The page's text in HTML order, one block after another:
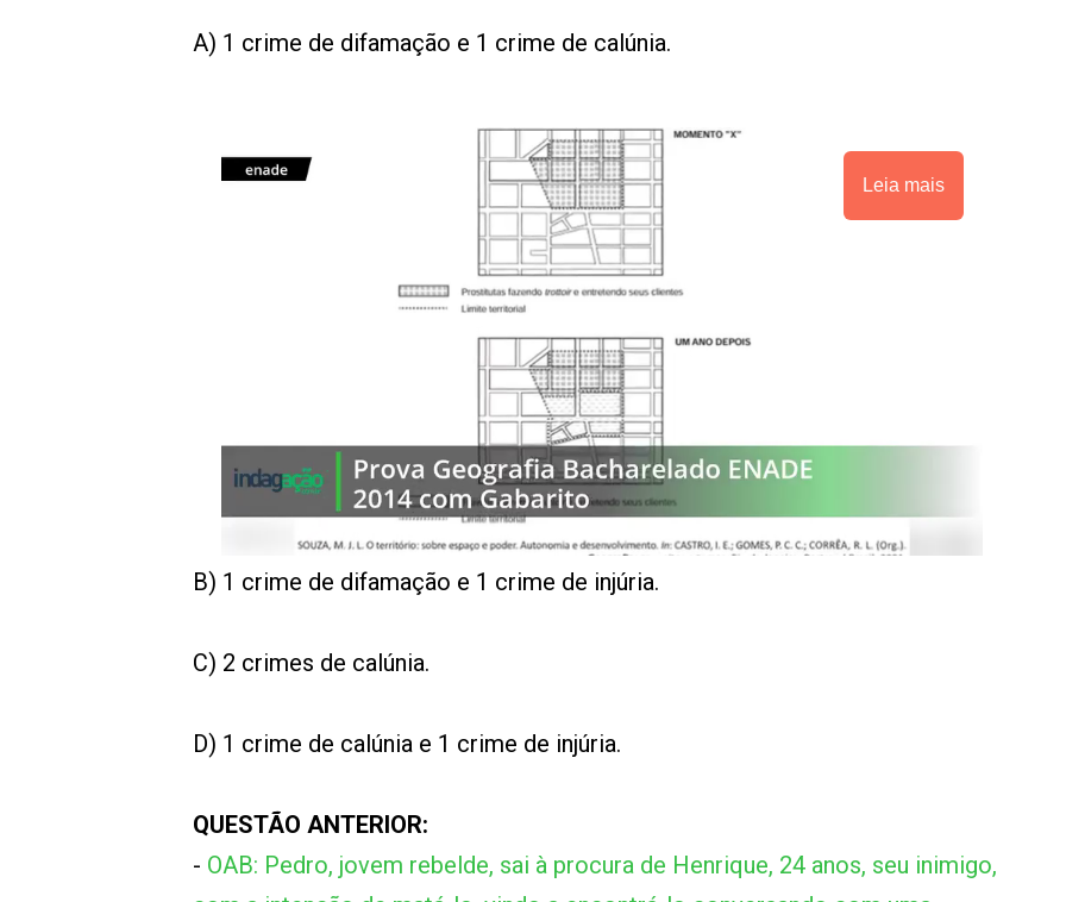
A) 1 crime de difamação e 1 crime de calúnia.
Leia mais
B) 1 crime de difamação e 1 crime de injúria.
C) 2 crimes de calúnia.
D) 1 crime de calúnia e 1 crime de injúria.
QUESTÃO ANTERIOR:
- OAB: Pedro, jovem rebelde, sai à procura de Henrique, 24 anos, seu inimigo,